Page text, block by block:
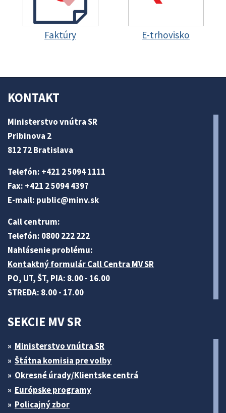
Faktúry E-trhovisko
KONTAKT
Ministerstvo vnútra SR
Pribinova 2
812 72 Bratislava
Telefón: +421 2 5094 1111
Fax: +421 2 5094 4397
E-mail: public@minv.sk
Call centrum:
Telefón: 0800 222 222
Nahlásenie problému:
Kontaktný formulár Call Centra MV SR
PO, UT, ŠT, PIA: 8.00 - 16.00
STREDA: 8.00 - 17.00
SEKCIE MV SR
Ministerstvo vnútra SR
Štátna komisia pre volby
Okresné úrady/Klientske centrá
Európske programy
Policajný zbor